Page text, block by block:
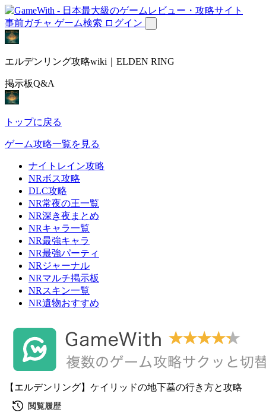
事前ガチャ ゲーム検索 ログイン
エルデンリング攻略wiki｜ELDEN RING
掲示板Q&A
トップに戻る
ゲーム攻略一覧を見る
ナイトレイン攻略
NRボス攻略
DLC攻略
NR常夜の王一覧
NR深き夜まとめ
NRキャラ一覧
NR最強キャラ
NR最強パーティ
NRジャーナル
NRマルチ掲示板
NRスキン一覧
NR遺物おすすめ
【エルデンリング】ケイリッドの地下墓の行き方と攻略